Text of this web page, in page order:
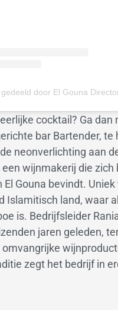
cocktail? Ga dan
bar Bartender, te
neonverlichting aan
een wijnmakerij die zich
El Gouna bevindt. Uniek
Islamitisch land, waar
is. Bedrijfsleider
jaren geleden,
omvangrijke
zegt het bedrijf in